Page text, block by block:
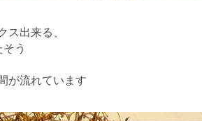
ス出来る、
う
が流れています